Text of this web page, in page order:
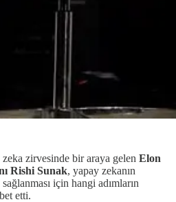
zirvesinde bir araya gelen Elon
Rishi Sunak, yapay zekanın
için hangi adımların
etti.